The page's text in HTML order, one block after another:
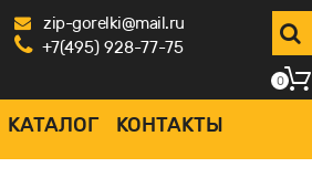
zip-gorelki@mail.ru
+7(495) 928-77-75
КАТАЛОГ КОНТАКТЫ
0